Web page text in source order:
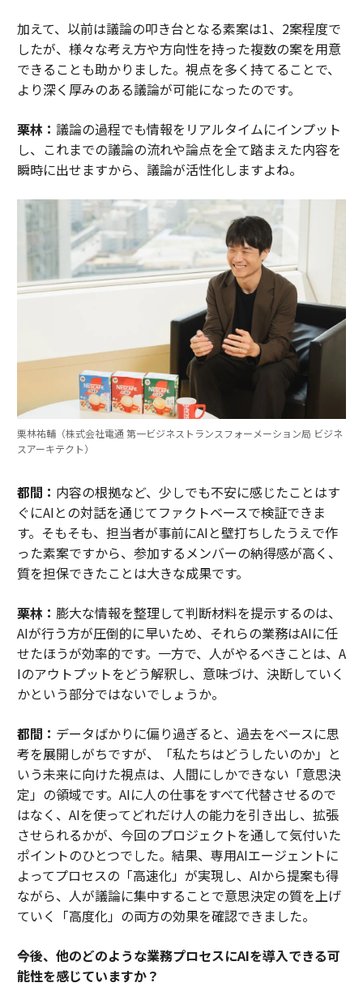
加えて、以前は議論の叩き台となる素案は1、2案程度で
したが、様々な考え方や方向性を持った複数の案を用意
できることも助かりました。視点を多く持てることで、
より深く厚みのある議論が可能になったのです。
栗林： 議論の過程でも情報をリアルタイムにインプット
し、これまでの議論の流れや論点を全て踏まえた内容を
瞬時に出せますから、議論が活性化しますよね。
栗林祐輔（株式会社電通 第一ビジネストランスフォーメーション局 ビジネ
スアーキテクト）
都間： 内容の根拠など、少しでも不安に感じたことはす
ぐにAIとの対話を通じてファクトベースで検証できま
す。そもそも、担当者が事前にAIと壁打ちしたうえで作
った素案ですから、参加するメンバーの納得感が高く、
質を担保できたことは大きな成果です。
栗林： 膨大な情報を整理して判断材料を提示するのは、
AIが行う方が圧倒的に早いため、それらの業務はAIに任
せたほうが効率的です。一方で、人がやるべきことは、A
Iのアウトプットをどう解釈し、意味づけ、決断していく
かという部分ではないでしょうか。
都間： データばかりに偏り過ぎると、過去をベースに思
考を展開しがちですが、「私たちはどうしたいのか」と
いう未来に向けた視点は、人間にしかできない「意思決
定」の領域です。AIに人の仕事をすべて代替させるので
はなく、AIを使ってどれだけ人の能力を引き出し、拡張
させられるかが、今回のプロジェクトを通して気付いた
ポイントのひとつでした。結果、専用AIエージェントに
よってプロセスの「高速化」が実現し、AIから提案も得
ながら、人が議論に集中することで意思決定の質を上げ
ていく「高度化」の両方の効果を確認できました。
――今後、他のどのような業務プロセスにAIを導入できる可
能性を感じていますか？